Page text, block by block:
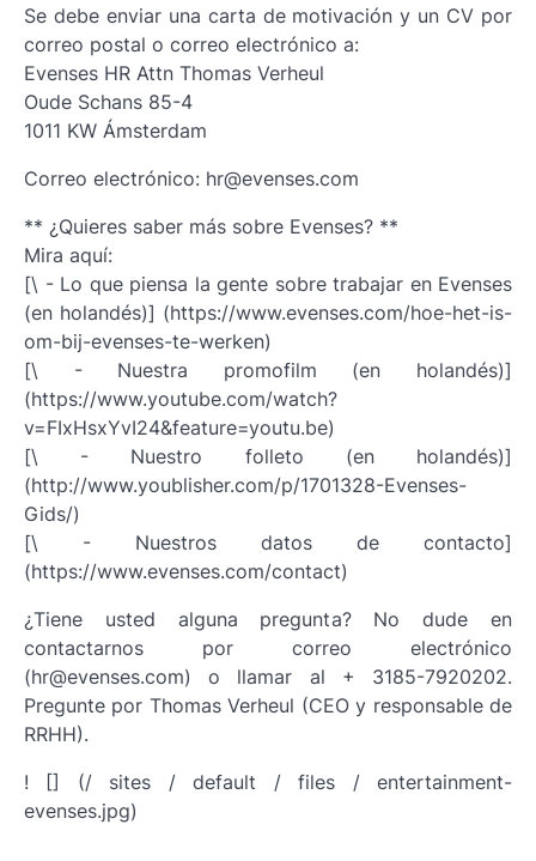
Se debe enviar una carta de motivación y un CV por
correo postal o correo electrónico a:
Evenses HR Attn Thomas Verheul
Oude Schans 85-4
1011 KW Ámsterdam
Correo electrónico: hr@evenses.com
** ¿Quieres saber más sobre Evenses? **
Mira aquí:
[\ - Lo que piensa la gente sobre trabajar en Evenses
(en holandés)] (https://www.evenses.com/hoe-het-is-
om-bij-evenses-te-werken)
[\ - Nuestra promofilm (en holandés)]
(https://www.youtube.com/watch?
v=FIxHsxYvI24&feature=youtu.be)
[\ - Nuestro folleto (en holandés)]
(http://www.youblisher.com/p/1701328-Evenses-
Gids/)
[\ - Nuestros datos de contacto]
(https://www.evenses.com/contact)
¿Tiene usted alguna pregunta? No dude en
contactarnos por correo electrónico
(hr@evenses.com) o llamar al + 3185-7920202.
Pregunte por Thomas Verheul (CEO y responsable de
RRHH).
! [] (/ sites / default / files / entertainment-
evenses.jpg)